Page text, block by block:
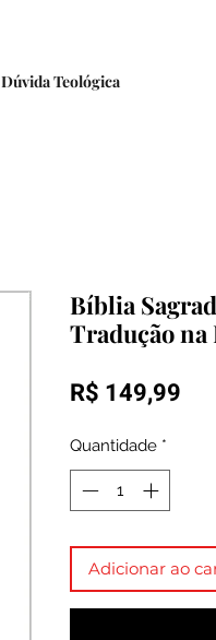
Dúvida Teológica
Bíblia
Tradução na
R$ 149,99
Quantidade *
Adicionar ao